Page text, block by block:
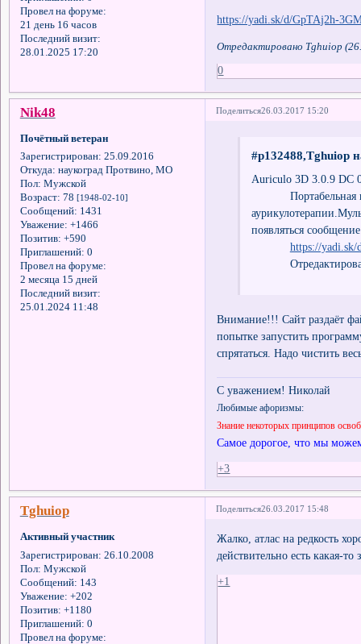
Провел на форуме:
21 день 16 часов
Последний визит:
28.01.2025 17:20
https://yadi.sk/d/GpTAj2h-
Отредактировано Tghuiop
0
Поделиться26.03.2017 15:20
Nik48
Почётный ветеран
Зарегистрирован: 25.09.2016
Откуда: наукоград Протвино, МО
Пол: Мужской
Возраст: 78 [1948-02-10]
Сообщений: 1431
Уважение: +1466
Позитив: +590
Приглашений: 0
Провел на форуме:
2 месяца 15 дней
Последний визит:
25.01.2024 11:48
#p132488,Tghuiop
Auriculo 3D 3.0.9 DC
Портабельная
появляться
https://
Внимание!!! Сайт раздаёт
попытке запустить
спрятаться. Надо чистить
С уважением! Николай
Любимые афоризмы:
Знание некоторых принципов
Самое дорогое, что мы
+3
Поделиться26.03.2017 15:48
Tghuiop
Активный участник
Зарегистрирован: 26.10.2008
Пол: Мужской
Сообщений: 143
Уважение: +202
Позитив: +1180
Приглашений: 0
Провел на форуме:
Жалко, атлас на редкость
действительно есть какая-то
+1